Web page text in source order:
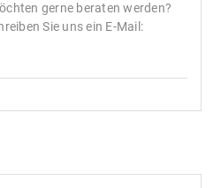
gerne beraten werden?
Sie uns ein E-Mail: